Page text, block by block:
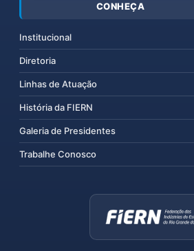
CONHEÇA
Institucional
Diretoria
Linhas de Atuação
História da FIERN
Galeria de Presidentes
Trabalhe Conosco